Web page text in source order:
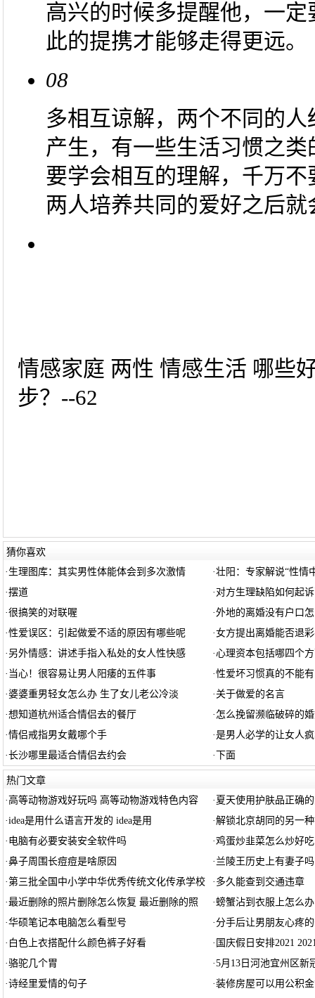
高兴的时候多提醒他，一
此的提携才能够走得更远。
08
多相互谅解，两个不同的
产生，有一些生活习惯之
要学会相互的理解，千万
两人培养共同的爱好之后
情感家庭 两性 情感生活 哪些
步？--62
猜你喜欢
· 生理图库：其实男性体能体会到多次激情 ·壮阳：专家解说“性情
·摆道 · 对方生理缺陷如何起
·很搞笑的对联喔 ·外地的离婚没有户口
·性爱误区：引起做爱不适的原因有哪些呢 ·女方提出离婚能否退
· 另外情感：讲述手指入私处的女人性快感 ·心理资本包括哪四个
· 当心！很容易让男人阳痿的五件事 ·性爱坏习惯真的不能有
·婆婆重男轻女怎么办 生了女儿老公冷淡 · 关于做爱的名言
·想知道杭州适合情侣去的餐厅 · 怎么挽留濒临破碎的
·情侣戒指男女戴哪个手 ·是男人必学的让女人
·长沙哪里最适合情侣去约会 · 下面
热门文章
· 高等动物游戏好玩吗 高等动物游戏特色内容 · 夏天使用护肤品正确
·idea是用什么语言开发的 idea是用 ·解锁北京胡同的另一
· 电脑有必要安装安全软件吗 ·鸡蛋炒韭菜怎么炒好
·鼻子周围长痘痘是啥原因 · 兰陵王历史上有妻子
·第三批全国中小学中华优秀传统文化传承学校 · 多久能查到交通违章
·最近删除的照片删除怎么恢复 最近删除的照 ·螃蟹沾到衣服上怎么办
·华硕笔记本电脑怎么看型号 ·分手后让男朋友心疼
· 白色上衣搭配什么颜色裤子好看 · 国庆假日安排2021
·骆驼几个胃 ·5月13日河池宜州区新
·诗经里爱情的句子 ·装修房屋可以用公积